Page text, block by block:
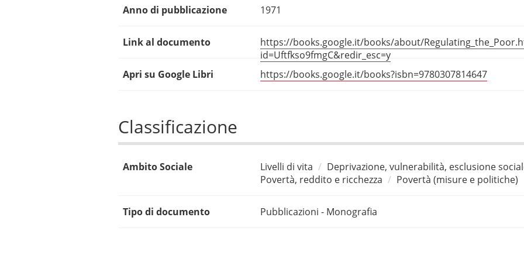
Anno di pubblicazione 1971
Link al documento
https://books.google.it/books/about/
id=Uftfkso9fmgC&redir_esc=y
Apri su Google Libri
https://books.google.it/books?isbn=9780307814647
Classificazione
Ambito Sociale Livelli di vita
Deprivazione, vulnerabilità, esclusione
Povertà, reddito e ricchezza
Povertà (misure e politiche)
Tipo di documento Pubblicazioni - Monografia